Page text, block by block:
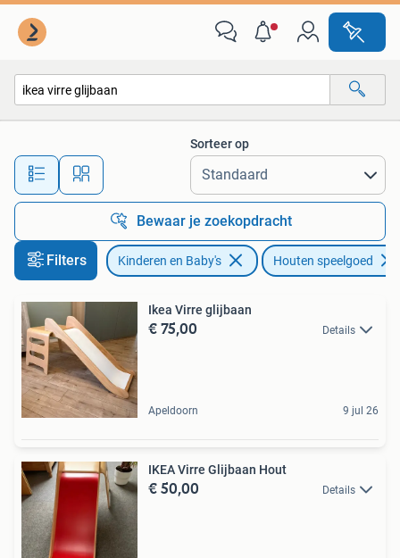
Alle afstanden…
Sorteer op
Bewaar je zoekopdracht
Filters Kinderen en Baby's Houten speelgoed
Ikea Virre glijbaan
€ 75,00 Details
Apeldoorn 9 jul 26
IKEA Virre Glijbaan Hout
€ 50,00 Details